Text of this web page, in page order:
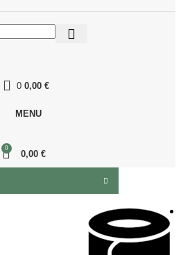
0 0,00 €
MENU
0
0,00 €